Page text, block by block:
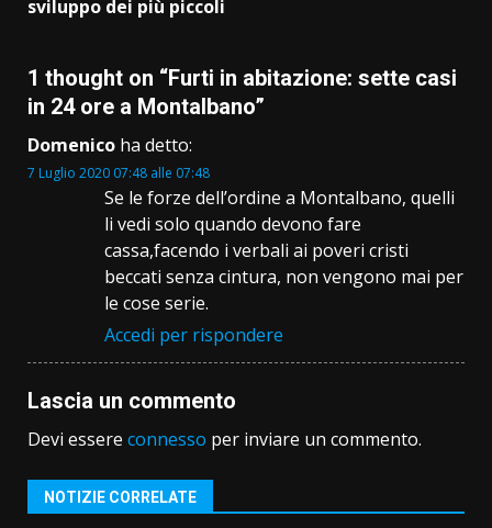
sviluppo dei più piccoli
1 thought on “Furti in abitazione: sette casi
in 24 ore a Montalbano”
Domenico ha detto:
7 Luglio 2020 07:48 alle 07:48
Se le forze dell’ordine a Montalbano, quelli
li vedi solo quando devono fare
cassa,facendo i verbali ai poveri cristi
beccati senza cintura, non vengono mai per
le cose serie.
Accedi per rispondere
Lascia un commento
Devi essere connesso per inviare un commento.
NOTIZIE CORRELATE